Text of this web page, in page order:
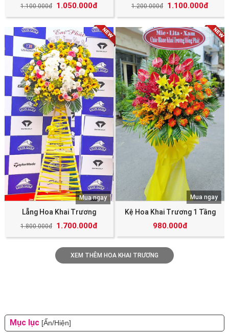
1.100.000đ 1.050.000đ 1.200.000đ 1.100.000đ
Lẵng Hoa Khai Trương
1.800.000đ 1.700.000đ
Mua ngay
Kệ Hoa Khai Trương 1 Tầng
980.000đ
Mua ngay
XEM THÊM HOA KHAI TRƯƠNG
Mục lục [Ẩn/Hiện]